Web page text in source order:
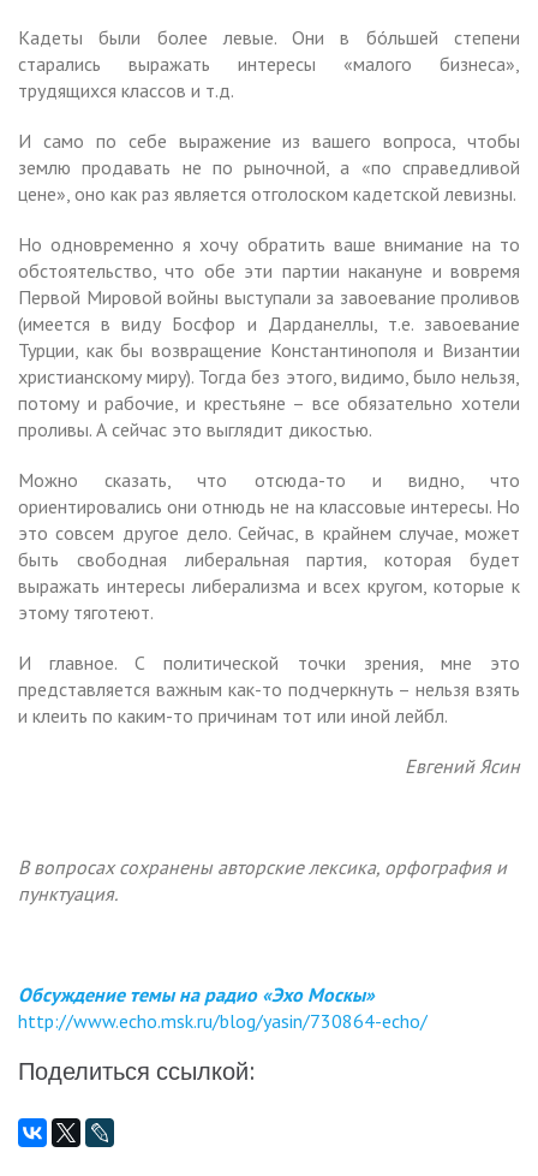
Кадеты были более левые. Они в бóльшей степени
старались выражать интересы «малого бизнеса»,
трудящихся классов и т.д.
И само по себе выражение из вашего вопроса, чтобы
землю продавать не по рыночной, а «по справедливой
цене», оно как раз является отголоском кадетской левизны.
Но одновременно я хочу обратить ваше внимание на то
обстоятельство, что обе эти партии накануне и вовремя
Первой Мировой войны выступали за завоевание проливов
(имеется в виду Босфор и Дарданеллы, т.е. завоевание
Турции, как бы возвращение Константинополя и Византии
христианскому миру). Тогда без этого, видимо, было нельзя,
потому и рабочие, и крестьяне – все обязательно хотели
проливы. А сейчас это выглядит дикостью.
Можно сказать, что отсюда-то и видно, что
ориентировались они отнюдь не на классовые интересы. Но
это совсем другое дело. Сейчас, в крайнем случае, может
быть свободная либеральная партия, которая будет
выражать интересы либерализма и всех кругом, которые к
этому тяготеют.
И главное. С политической точки зрения, мне это
представляется важным как-то подчеркнуть – нельзя взять
и клеить по каким-то причинам тот или иной лейбл.
Евгений Ясин
В вопросах сохранены авторские лексика, орфография и
пунктуация.
Обсуждение темы на радио «Эхо Москы»
http://www.echo.msk.ru/blog/yasin/730864-echo/
Поделиться ссылкой: